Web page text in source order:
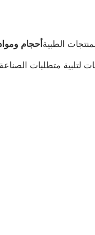
الطبية أحجام
متطلبات